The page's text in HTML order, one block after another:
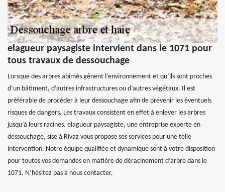
elagueur paysagiste intervient dans le 1071 pour
tous travaux de dessouchage
Lorsque des arbres abîmés gênent l’environnement et qu’ils sont proches
d’un bâtiment, d’autres infrastructures ou d’autres végétaux. Il est
préférable de procéder à leur dessouchage afin de prévenir les éventuels
risques de dangers. Les travaux consistent en effet à enlever les arbres
jusqu’à leurs racines. elagueur paysagiste, une entreprise experte en
dessouchage, sise à Rivaz vous propose ses services pour une telle
intervention. Notre équipe qualifiée et dynamique sont à votre disposition
pour toutes vos demandes en matière de déracinement d’arbre dans le
1071. N’hésitez pas à nous contacter.